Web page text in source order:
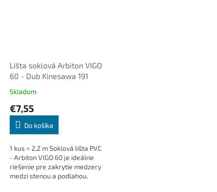
Lišta soklová Arbiton VIGO
60 - Dub Kinesawa 191
Skladom
€7,55
Do košíka
1 kus = 2,2 m Soklová lišta PVC
- Arbiton VIGO 60 je ideálne
riešenie pre zakrytie medzery
medzi stenou a podlahou.